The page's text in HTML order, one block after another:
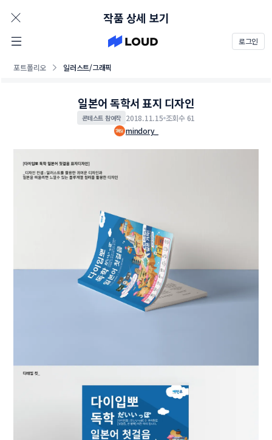
로그인
포트폴리오 일러스트/그래픽
작품 상세 보기
일본어 독학서 표지 디자인
콘테스트 참여작 2018.11.15 조회수 61
mindory_